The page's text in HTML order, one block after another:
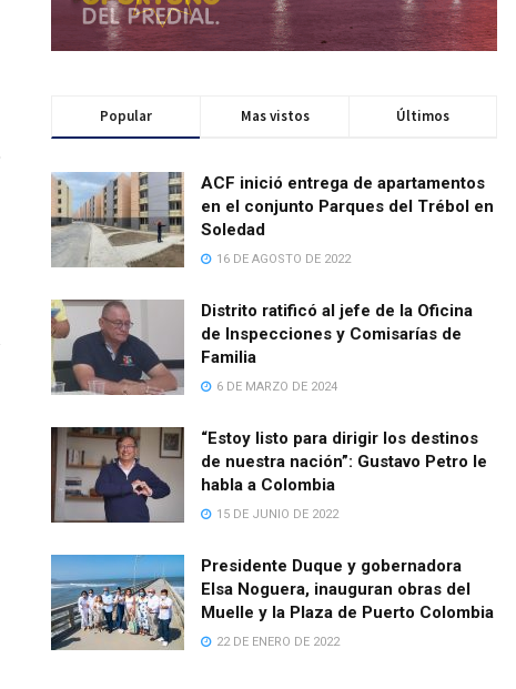
Popular Mas vistos Últimos
ACF inició entrega de apartamentos
en el conjunto Parques del Trébol en
Soledad
16 DE AGOSTO DE 2022
Distrito ratificó al jefe de la Oficina
de Inspecciones y Comisarías de
Familia
6 DE MARZO DE 2024
“Estoy listo para dirigir los destinos
de nuestra nación”: Gustavo Petro le
habla a Colombia
15 DE JUNIO DE 2022
Presidente Duque y gobernadora
Elsa Noguera, inauguran obras del
Muelle y la Plaza de Puerto Colombia
22 DE ENERO DE 2022